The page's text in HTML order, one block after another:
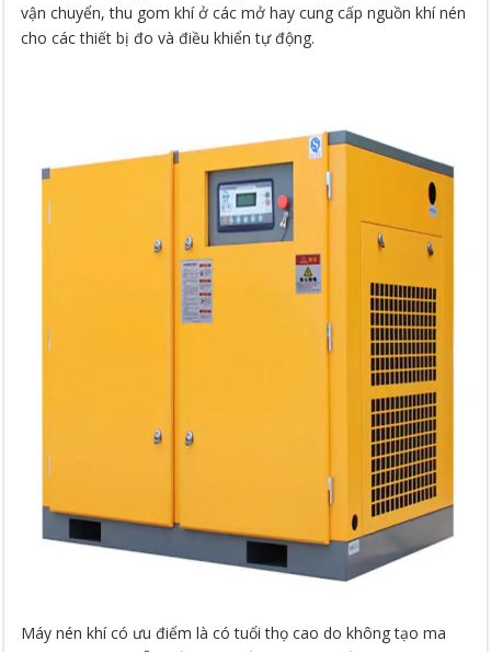
vận chuyển, thu gom khí ở các mở hay cung cấp nguồn khí nén
cho các thiết bị đo và điều khiển tự động.
Máy nén khí có ưu điểm là có tuổi thọ cao do không tạo ma